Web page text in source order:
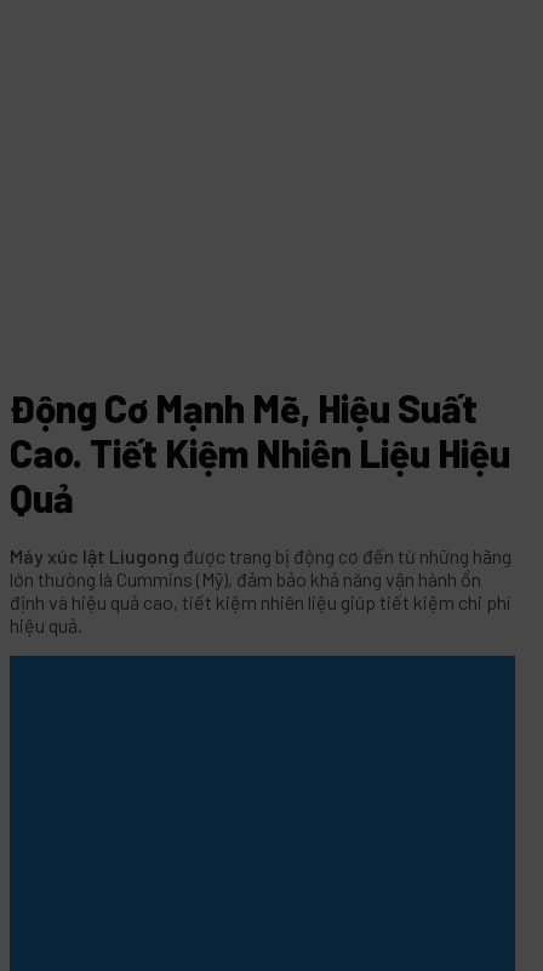
Động Cơ Mạnh Mẽ, Hiệu Suất
Cao. Tiết Kiệm Nhiên Liệu Hiệu
Quả
Máy xúc lật Liugong được trang bị động cơ đến từ những hãng
lớn thường là Cummins (Mỹ), đảm bảo khả năng vận hành ổn
định và hiệu quả cao, tiết kiệm nhiên liệu giúp tiết kiệm chi phí
hiệu quả.